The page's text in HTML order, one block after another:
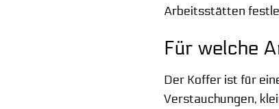
Arbeitsstätten
Für welche
Der Koffer ist für
Verstauchungen,